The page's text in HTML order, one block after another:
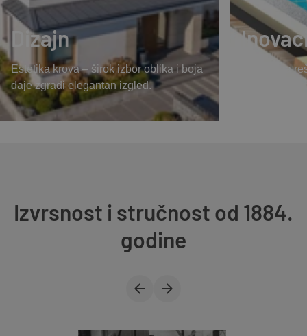
Dizajn
Estetika krova – širok izbor oblika i boja
daje zgradi elegantan izgled.
Inovativna
Izvrsnost i stručnost od 1884.
godine
Previous slide
Next slide